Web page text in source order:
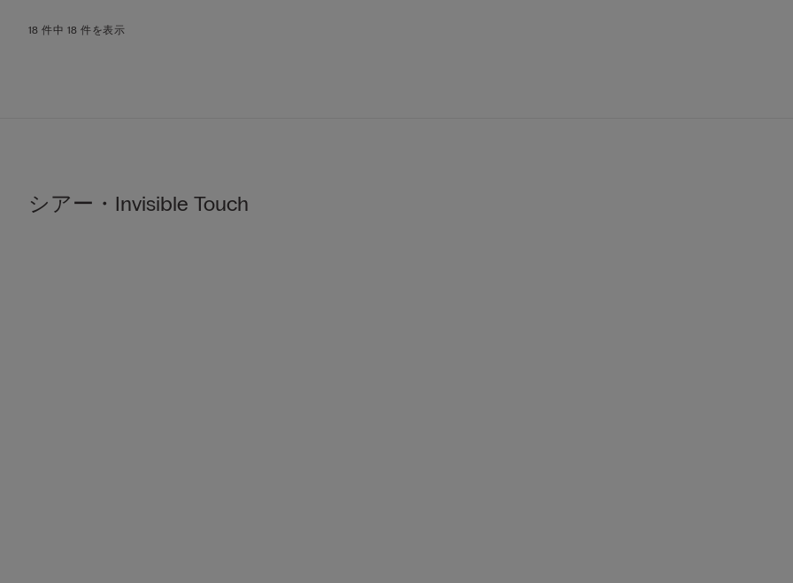
18 件中 18 件を表示
シアー・Invisible Touch